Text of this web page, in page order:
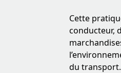
Cette
conducteur,
du transport.